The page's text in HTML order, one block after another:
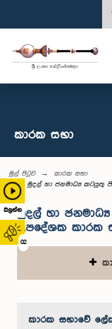
බලන්න
02
කාරක සභා
මුල් පිටුව
කාරක සභා
මුදල් හා ජනමාධ්‍ය කටයුතු
මුදල් හා
උපදේශක කාරක
කාරක සභා‌වේ